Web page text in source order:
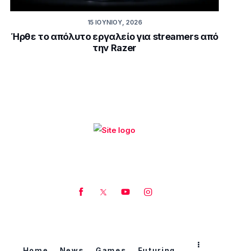
15 ΙΟΥΝΊΟΥ, 2026
Ήρθε το απόλυτο εργαλείο για streamers από
την Razer